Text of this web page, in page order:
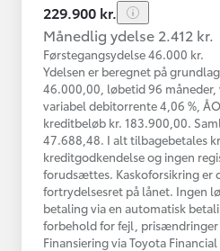
229.900 kr.
Månedlig ydelse 2.412 kr.
Førstegangsydelse 46.000 kr.
Ydelsen er beregnet på
46.000,00, løbetid 96 måneder,
variabel debitorrente 4,06 %,
kreditbeløb kr. 183.900,00.
47.688,48. I alt tilbagebetales
kreditgodkendelse og ingen
forudsættes. Kaskoforsikring er
fortrydelsesret på lånet. Ingen
betaling via en automatisk
forbehold for fejl, prisændringer
Finansiering via Toyota Financial